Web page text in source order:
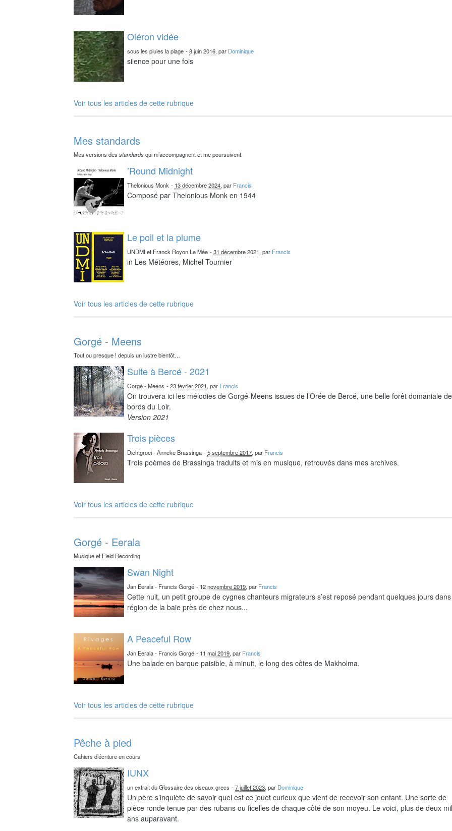
Oléron vidée
sous les pluies la plage -8 juin 2016, par Dominique
silence pour une fois
Voir tous les articles de cette rubrique
Mes standards
Mes versions desstandardsqui m’accompagnent et me poursuivent.
’Round Midnight
Thelonious Monk - 13 décembre 2024, par Francis
Composé par Thelonious Monk en 1944
Le poil et la plume
UNDMI et Franck Royon Le Mée -31 décembre 2021, par Francis
in Les Météores, Michel Tournier
Voir tous les articles de cette rubrique
Gorgé - Meens
Tout ou presque ! depuis un lustre bientôt…
Suite à Bercé - 2021
Gorgé - Meens -23 février 2021, par Francis
On trouvera ici les mélodies de Gorgé-Meens issues de l’Orée de Bercé, une belle forêt domaniale
bords du Loir.
Version 2021
Trois pièces
Dichtgroei - Anneke Brassinga -5 septembre 2017, par Francis
Trois poèmes de Brassinga traduits et mis en musique, retrouvés dans mes archives.
Voir tous les articles de cette rubrique
Gorgé - Eerala
Musique et Field Recording
Swan Night
Jan Eerala - Francis Gorgé - 12 novembre 2019, par Francis
Cette nuit, un petit groupe de cygnes chanteurs migrateurs s’est reposé pendant quelques jours
région de la baie près de chez nous...
A Peaceful Row
Jan Eerala - Francis Gorgé - 11 mai 2019, par Francis
Une balade en barque paisible, à minuit, le long des côtes de Makholma.
Voir tous les articles de cette rubrique
Pêche à pied
Cahiers d’écriture en cours
IUNX
un extrait du Glossaire des oiseaux grecs -7 juillet 2023, par Dominique
Un père s’inquiète de savoir quel est ce jouet curieux que vient de recevoir son enfant. Une sorte de
pièce ronde tenue par des rubans ou ficelles de chaque côté de son moyeu. Le voici, plus de deux
ans auparavant.